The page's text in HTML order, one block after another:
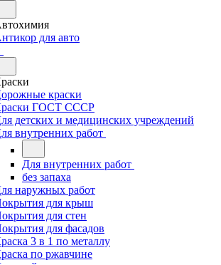
для авто
краски
ГОСТ СССР
детских и медицинских учреждений
внутренних работ
Для внутренних работ
без запаха
наружных работ
для крыш
для стен
для фасадов
3 в 1 по металлу
по ржавчине